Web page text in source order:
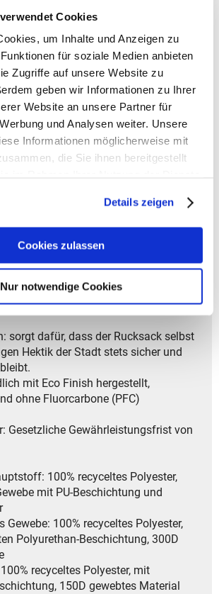
Cookies
um Inhalte und Anzeigen zu
für soziale Medien anbieten
Zugriffe auf unsere Website zu
geben wir Informationen zu Ihrer
Website an unsere Partner für
und Analysen weiter. Unsere
Informationen möglicherweise mit
die Sie ihnen bereitgestellt
Details zeigen
Cookies zulassen
Nur notwendige Cookies
Tablet- und Kartentaschenfach
Geräte und Karten sicher
Hauptfach und das separate
ausreichend Platz für deine
Reißverschlussfach im Deckel
bessere Organisation deiner
II ist Unisex und eignet sich für alle
Dieses umweltfreundliche Produkt
Label und besteht aus
staatlich zertifizierten Umwelt- und
hergestellt
PET-Flaschen hergestellt und schonen
sorgt dafür, dass der Rucksack selbst
Hektik der Stadt stets sicher und
mit Eco Finish hergestellt,
ohne Fluorcarbone (PFC)
Gesetzliche Gewährleistungsfrist von
100% recyceltes Polyester,
mit PU-Beschichtung und
100% recyceltes Polyester,
Polyurethan-Beschichtung, 300D
recyceltes Polyester, mit
150D gewebtes Material